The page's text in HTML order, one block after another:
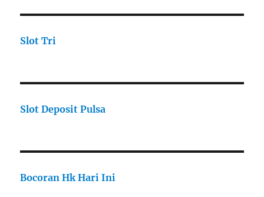
Slot Tri
Slot Deposit Pulsa
Bocoran Hk Hari Ini